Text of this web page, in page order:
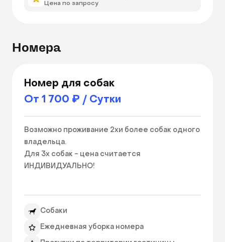
Цена по запросу
Номера
Номер для собак
От 1 700 ₽ / Сутки
Возможно проживание 2хи более собак одного
владельца.
Для 3х собак - цена считается
ИНДИВИДУАЛЬНО!
В номерах есть тёплые полы, вентиляция,
окно, отопление. Комнаты светлые,
Собаки
Ежедневная уборка номера